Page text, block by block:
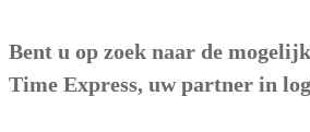
Bent u op zoek naar de
Time Express, uw partner in